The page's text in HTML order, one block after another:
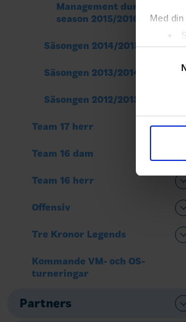
Med
Ta
eller
sociala
till de
Management during
season 2015/2016
Säsongen 2014/2015
Säsongen 2013/2014
Säsongen 2012/2013
Team 17 herr
Team 16 dam
Team 16 herr
Offensiv
Tre Kronor Legends
Kommande VM- och OS-
turneringar
Partners